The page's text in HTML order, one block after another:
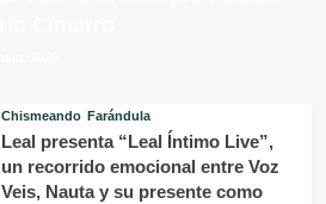
Chismeando Farándula
Leal presenta “Leal Íntimo Live”,
un recorrido emocional entre Voz
Veis, Nauta y su presente como